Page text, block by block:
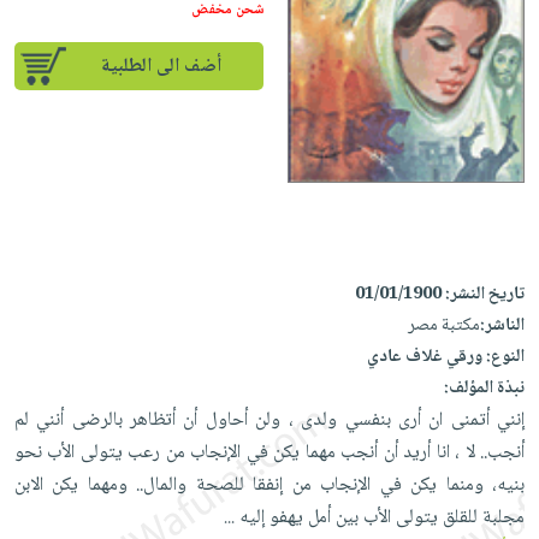
إختياراتنا
كتب
أكاديمية
صندوق
القراءة
iKitab
بلا
حدود
أسئلة
يتكرر
على
Android
تحميل
iKitab
على
Apple
أسئلة
يتكرر
طرحها
تحميل
masmu3
على
masmu3
على
Apple
المواضيع
الأكثر
مبيعاً
إختياراتنا
وسائل
القراءة
جوائز
تعليمية
الصحة
والعناية
الشخصية
جديد
أجهزة
العناية
الشخصية
العناية
وتصفيف
الشعر
العناية
بالجسم
المطبخ
والسفرة
جديد
الكل
أواني
الطهي
أدوات
متجر
الهدايا
أقسام
شحن مخفض
أضف الى الطلبية
تاريخ النشر:01/01/1900
الناشر:مكتبة مصر
النوع:ورقي غلاف عادي
نبذة المؤلف:
إنني أتمنى ان أرى بنفسي ولدى ، ولن أحاول أن أتظاهر بالرضى أنني لم
أنجب.. لا ، انا أريد أن أنجب مهما يكن في الإنجاب من رعب يتولى الأب نحو
بنيه، ومنما يكن في الإنجاب من إنفقا للصحة والمال.. ومهما يكن الابن
مجلبة للقلق يتولى الأب بين أمل يهفو إليه...